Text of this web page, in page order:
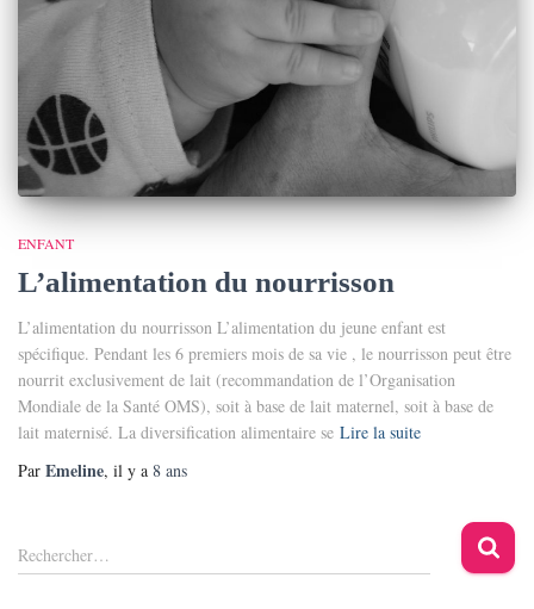
ENFANT
L’alimentation du nourrisson
L’alimentation du nourrisson L’alimentation du jeune enfant est
spécifique. Pendant les 6 premiers mois de sa vie , le nourrisson peut être
nourrit exclusivement de lait (recommandation de l’Organisation
Mondiale de la Santé OMS), soit à base de lait maternel, soit à base de
lait maternisé. La diversification alimentaire se Lire la suite
Par Emeline, il y a 8 ans
R
e
Rechercher…